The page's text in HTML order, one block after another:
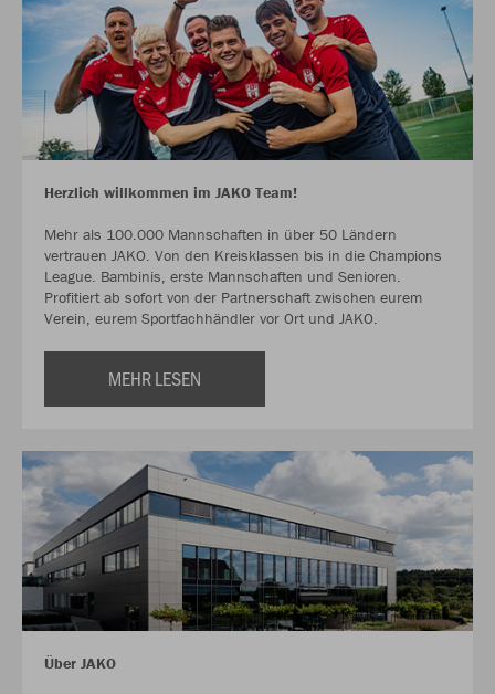
Herzlich willkommen im JAKO Team!
Mehr als 100.000 Mannschaften in über 50 Ländern
vertrauen JAKO. Von den Kreisklassen bis in die Champions
League. Bambinis, erste Mannschaften und Senioren.
Profitiert ab sofort von der Partnerschaft zwischen eurem
Verein, eurem Sportfachhändler vor Ort und JAKO.
MEHR LESEN
Über JAKO